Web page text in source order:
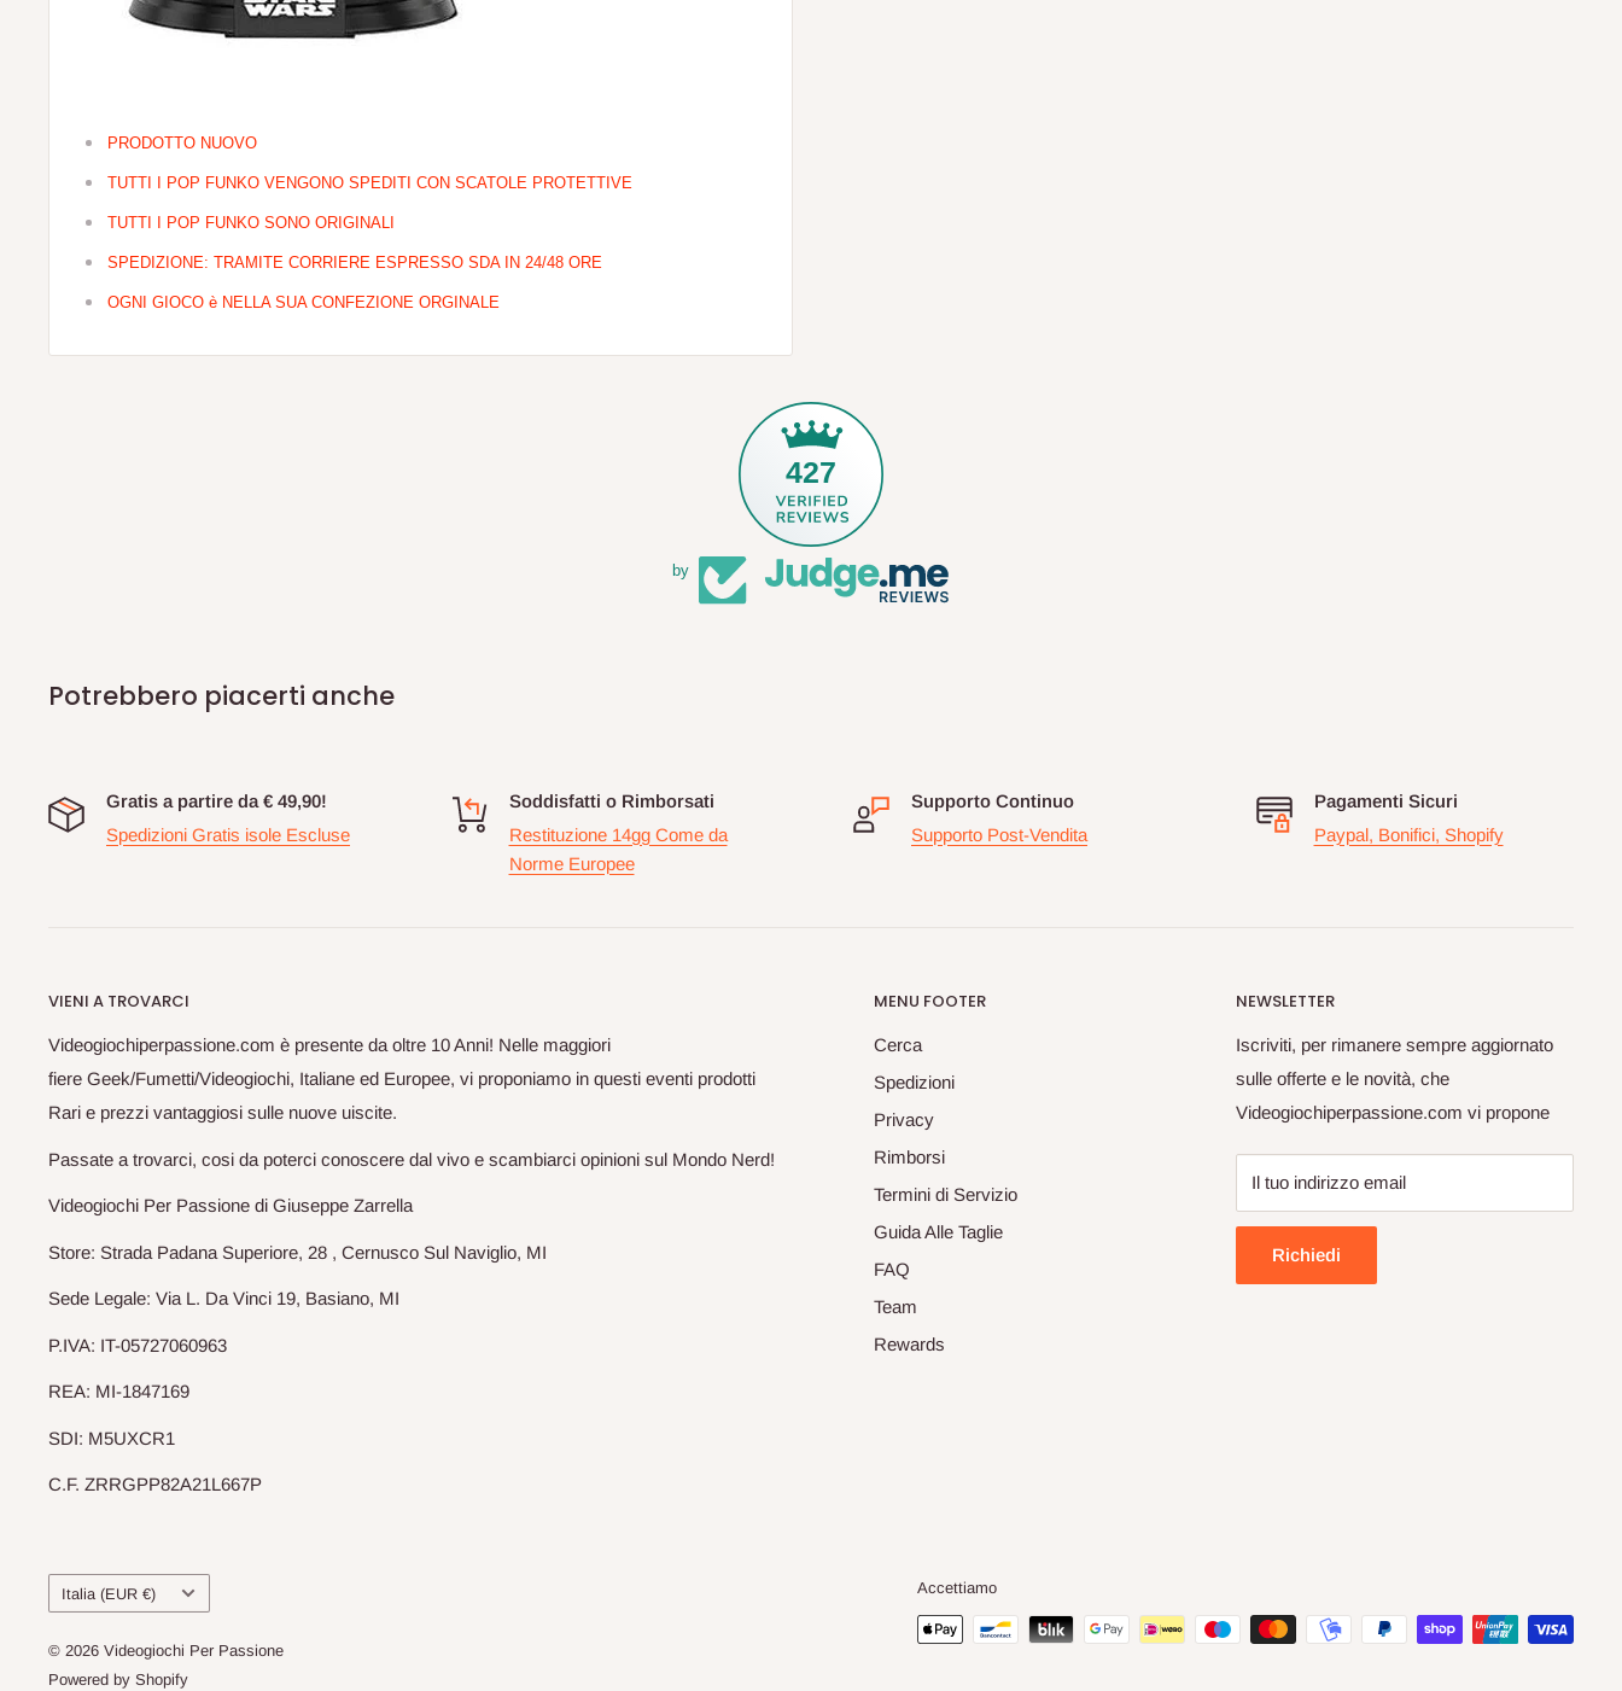
PRODOTTO NUOVO
TUTTI I POP FUNKO VENGONO SPEDITI CON SCATOLE PROTETTIVE
TUTTI I POP FUNKO SONO ORIGINALI
SPEDIZIONE: TRAMITE CORRIERE ESPRESSO SDA IN 24/48 ORE
OGNI GIOCO è NELLA SUA CONFEZIONE ORGINALE
427
by
Potrebbero piacerti anche
Gratis a partire da € 49,90!
Spedizioni Gratis isole Escluse
Soddisfatti o Rimborsati
Restituzione 14gg Come da
Norme Europee
Supporto Continuo
Supporto Post-Vendita
Pagamenti Sicuri
Paypal, Bonifici, Shopify
VIENI A TROVARCI
Videogiochiperpassione.com è presente da oltre 10 Anni! Nelle maggiori
fiere Geek/Fumetti/Videogiochi, Italiane ed Europee, vi proponiamo in questi eventi prodotti
Rari e prezzi vantaggiosi sulle nuove uiscite.
Passate a trovarci, cosi da poterci conoscere dal vivo e scambiarci opinioni sul Mondo Nerd!
Videogiochi Per Passione di Giuseppe Zarrella
Store: Strada Padana Superiore, 28 , Cernusco Sul Naviglio, MI
Sede Legale: Via L. Da Vinci 19, Basiano, MI
P.IVA: IT-05727060963
REA: MI-1847169
SDI: M5UXCR1
C.F. ZRRGPP82A21L667P
MENU FOOTER
Cerca
Spedizioni
Privacy
Rimborsi
Termini di Servizio
Guida Alle Taglie
FAQ
Team
Rewards
NEWSLETTER
Iscriviti, per rimanere sempre aggiornato
sulle offerte e le novità, che
Videogiochiperpassione.com vi propone
Il tuo indirizzo email
Richiedi
Paese
Italia (EUR €)
© 2026 Videogiochi Per Passione
Powered by Shopify
Accettiamo